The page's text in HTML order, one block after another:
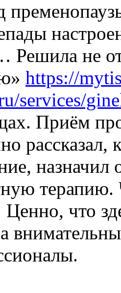
Решила не
https://
services/
Приём
рассказал,
назначил
терапию.
что